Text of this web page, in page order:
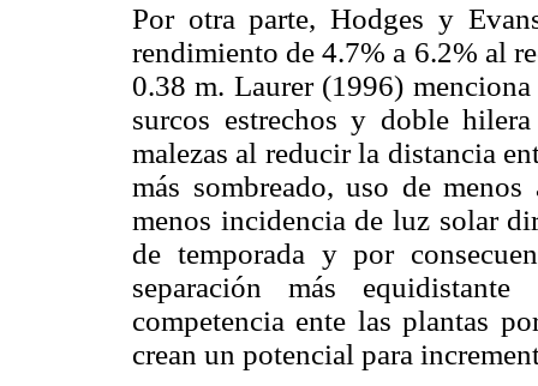
Por otra parte, Hodges y
rendimiento de 4.7% a 6.2% al
0.38 m. Laurer (1996)
surcos estrechos y doble
malezas al reducir la distancia
más sombreado, uso de
menos incidencia de luz solar
de temporada y por
separación más
competencia ente las plantas
crean un potencial para